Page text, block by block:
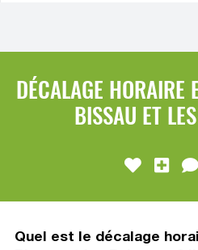
DÉCALAGE HORAIRE
BISSAU ET
Quel est le décalage